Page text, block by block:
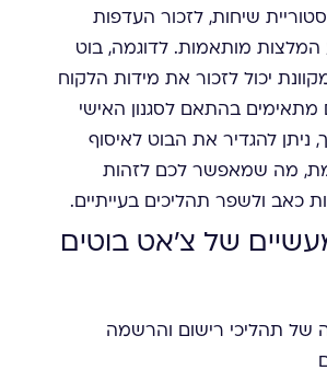
שיחות, לזכור העדפות
המלצות מותאמות. לדוגמה, בוט
יכול לזכור את מידות הלקוח
מתאימים בהתאם לסגנון האישי
ניתן להגדיר את הבוט לאיסוף
מה שמאפשר לכם לזהות
כאב ולשפר תהליכים בעייתיים.
של צ'אט בוטים
של תהליכי רישום והרשמה